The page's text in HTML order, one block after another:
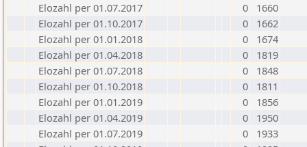
Elozahl per 01.07.2017
0
1660
Elozahl per 01.10.2017
0
1662
Elozahl per 01.01.2018
0
1674
Elozahl per 01.04.2018
0
1819
Elozahl per 01.07.2018
0
1848
Elozahl per 01.10.2018
0
1811
Elozahl per 01.01.2019
0
1856
Elozahl per 01.04.2019
0
1950
Elozahl per 01.07.2019
0
1933